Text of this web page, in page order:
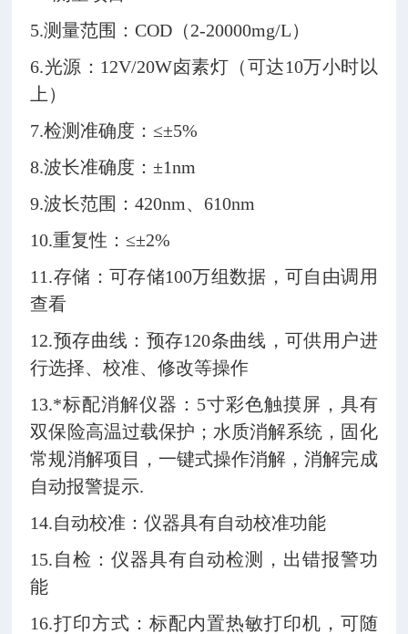
5.测量范围：COD（2-20000mg/L）
6.光源：12V/20W卤素灯（可达10万小时以
上）
7.检测准确度：≤±5%
8.波长准确度：±1nm
9.波长范围：420nm、610nm
10.重复性：≤±2%
11.存储：可存储100万组数据，可自由调用
查看
12.预存曲线：预存120条曲线，可供用户进
行选择、校准、修改等操作
13.*标配消解仪器：5寸彩色触摸屏，具有
双保险高温过载保护；水质消解系统，固化
常规消解项目，一键式操作消解，消解完成
自动报警提示.
14.自动校准：仪器具有自动校准功能
15.自检：仪器具有自动检测，出错报警功
能
16.打印方式：标配内置热敏打印机，可随